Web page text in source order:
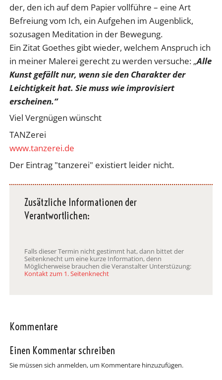
der, den ich auf dem Papier vollführe – eine Art
Befreiung vom Ich, ein Aufgehen im Augenblick,
sozusagen Meditation in der Bewegung.
Ein Zitat Goethes gibt wieder, welchem Anspruch ich
in meiner Malerei gerecht zu werden versuche: „Alle
Kunst gefällt nur, wenn sie den Charakter der
Leichtigkeit hat. Sie muss wie improvisiert
erscheinen.“
Viel Vergnügen wünscht
TANZerei
www.tanzerei.de
Der Eintrag "tanzerei" existiert leider nicht.
Zusätzliche Informationen der
Verantwortlichen:
Falls dieser Termin nicht gestimmt hat, dann bittet der
Seitenknecht um eine kurze Information, denn
Möglicherweise brauchen die Veranstalter Unterstüzung:
Kontakt zum 1. Seitenknecht
Kommentare
Einen Kommentar schreiben
Sie müssen sich anmelden, um Kommentare hinzuzufügen.